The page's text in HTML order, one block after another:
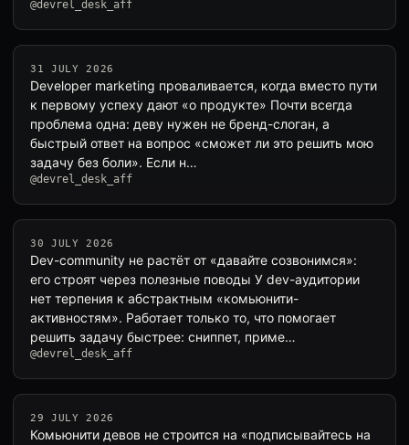
@devrel_desk_aff
31 JULY 2026
Developer marketing проваливается, когда вместо пути
к первому успеху дают «о продукте» Почти всегда
проблема одна: деву нужен не бренд-слоган, а
быстрый ответ на вопрос «сможет ли это решить мою
задачу без боли». Если н…
@devrel_desk_aff
30 JULY 2026
Dev-community не растёт от «давайте созвонимся»:
его строят через полезные поводы У dev-аудитории
нет терпения к абстрактным «комьюнити-
активностям». Работает только то, что помогает
решить задачу быстрее: сниппет, приме…
@devrel_desk_aff
29 JULY 2026
Комьюнити девов не строится на «подписывайтесь на